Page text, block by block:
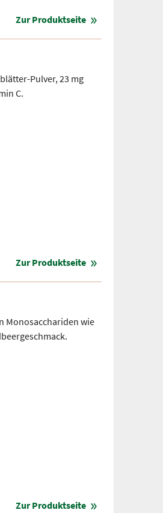
Zur Produktseite
Pulver, 23 mg
C.
Zur Produktseite
Monosacchariden wie
Zur Produktseite